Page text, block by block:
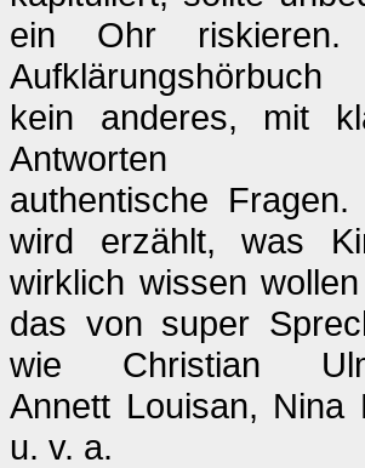
ein Ohr riskieren.
kein anderes, mit
Antworten
authentische Fragen.
wird erzählt, was
wirklich wissen
das von super
wie Christian
Annett Louisan, Nina
u. v. a.